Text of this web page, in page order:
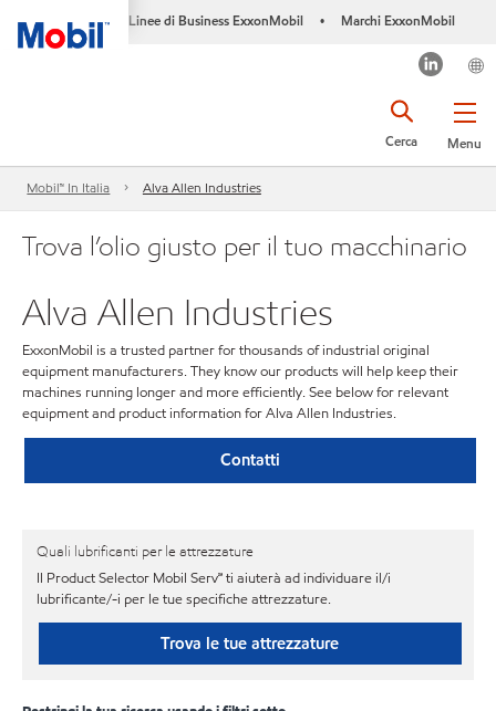
Linee di Business ExxonMobil • Marchi ExxonMobil
Menu
Cerca
Mobil™ In Italia Alva Allen Industries
Trova l’olio giusto per il tuo macchinario
Alva Allen Industries
ExxonMobil is a trusted partner for thousands of industrial original
equipment manufacturers. They know our products will help keep their
machines running longer and more efficiently. See below for relevant
equipment and product information for Alva Allen Industries.
Contatti
Quali lubrificanti per le attrezzature
Il Product Selector Mobil Serv℠ ti aiuterà ad individuare il/i
lubrificante/-i per le tue specifiche attrezzature.
Trova le tue attrezzature